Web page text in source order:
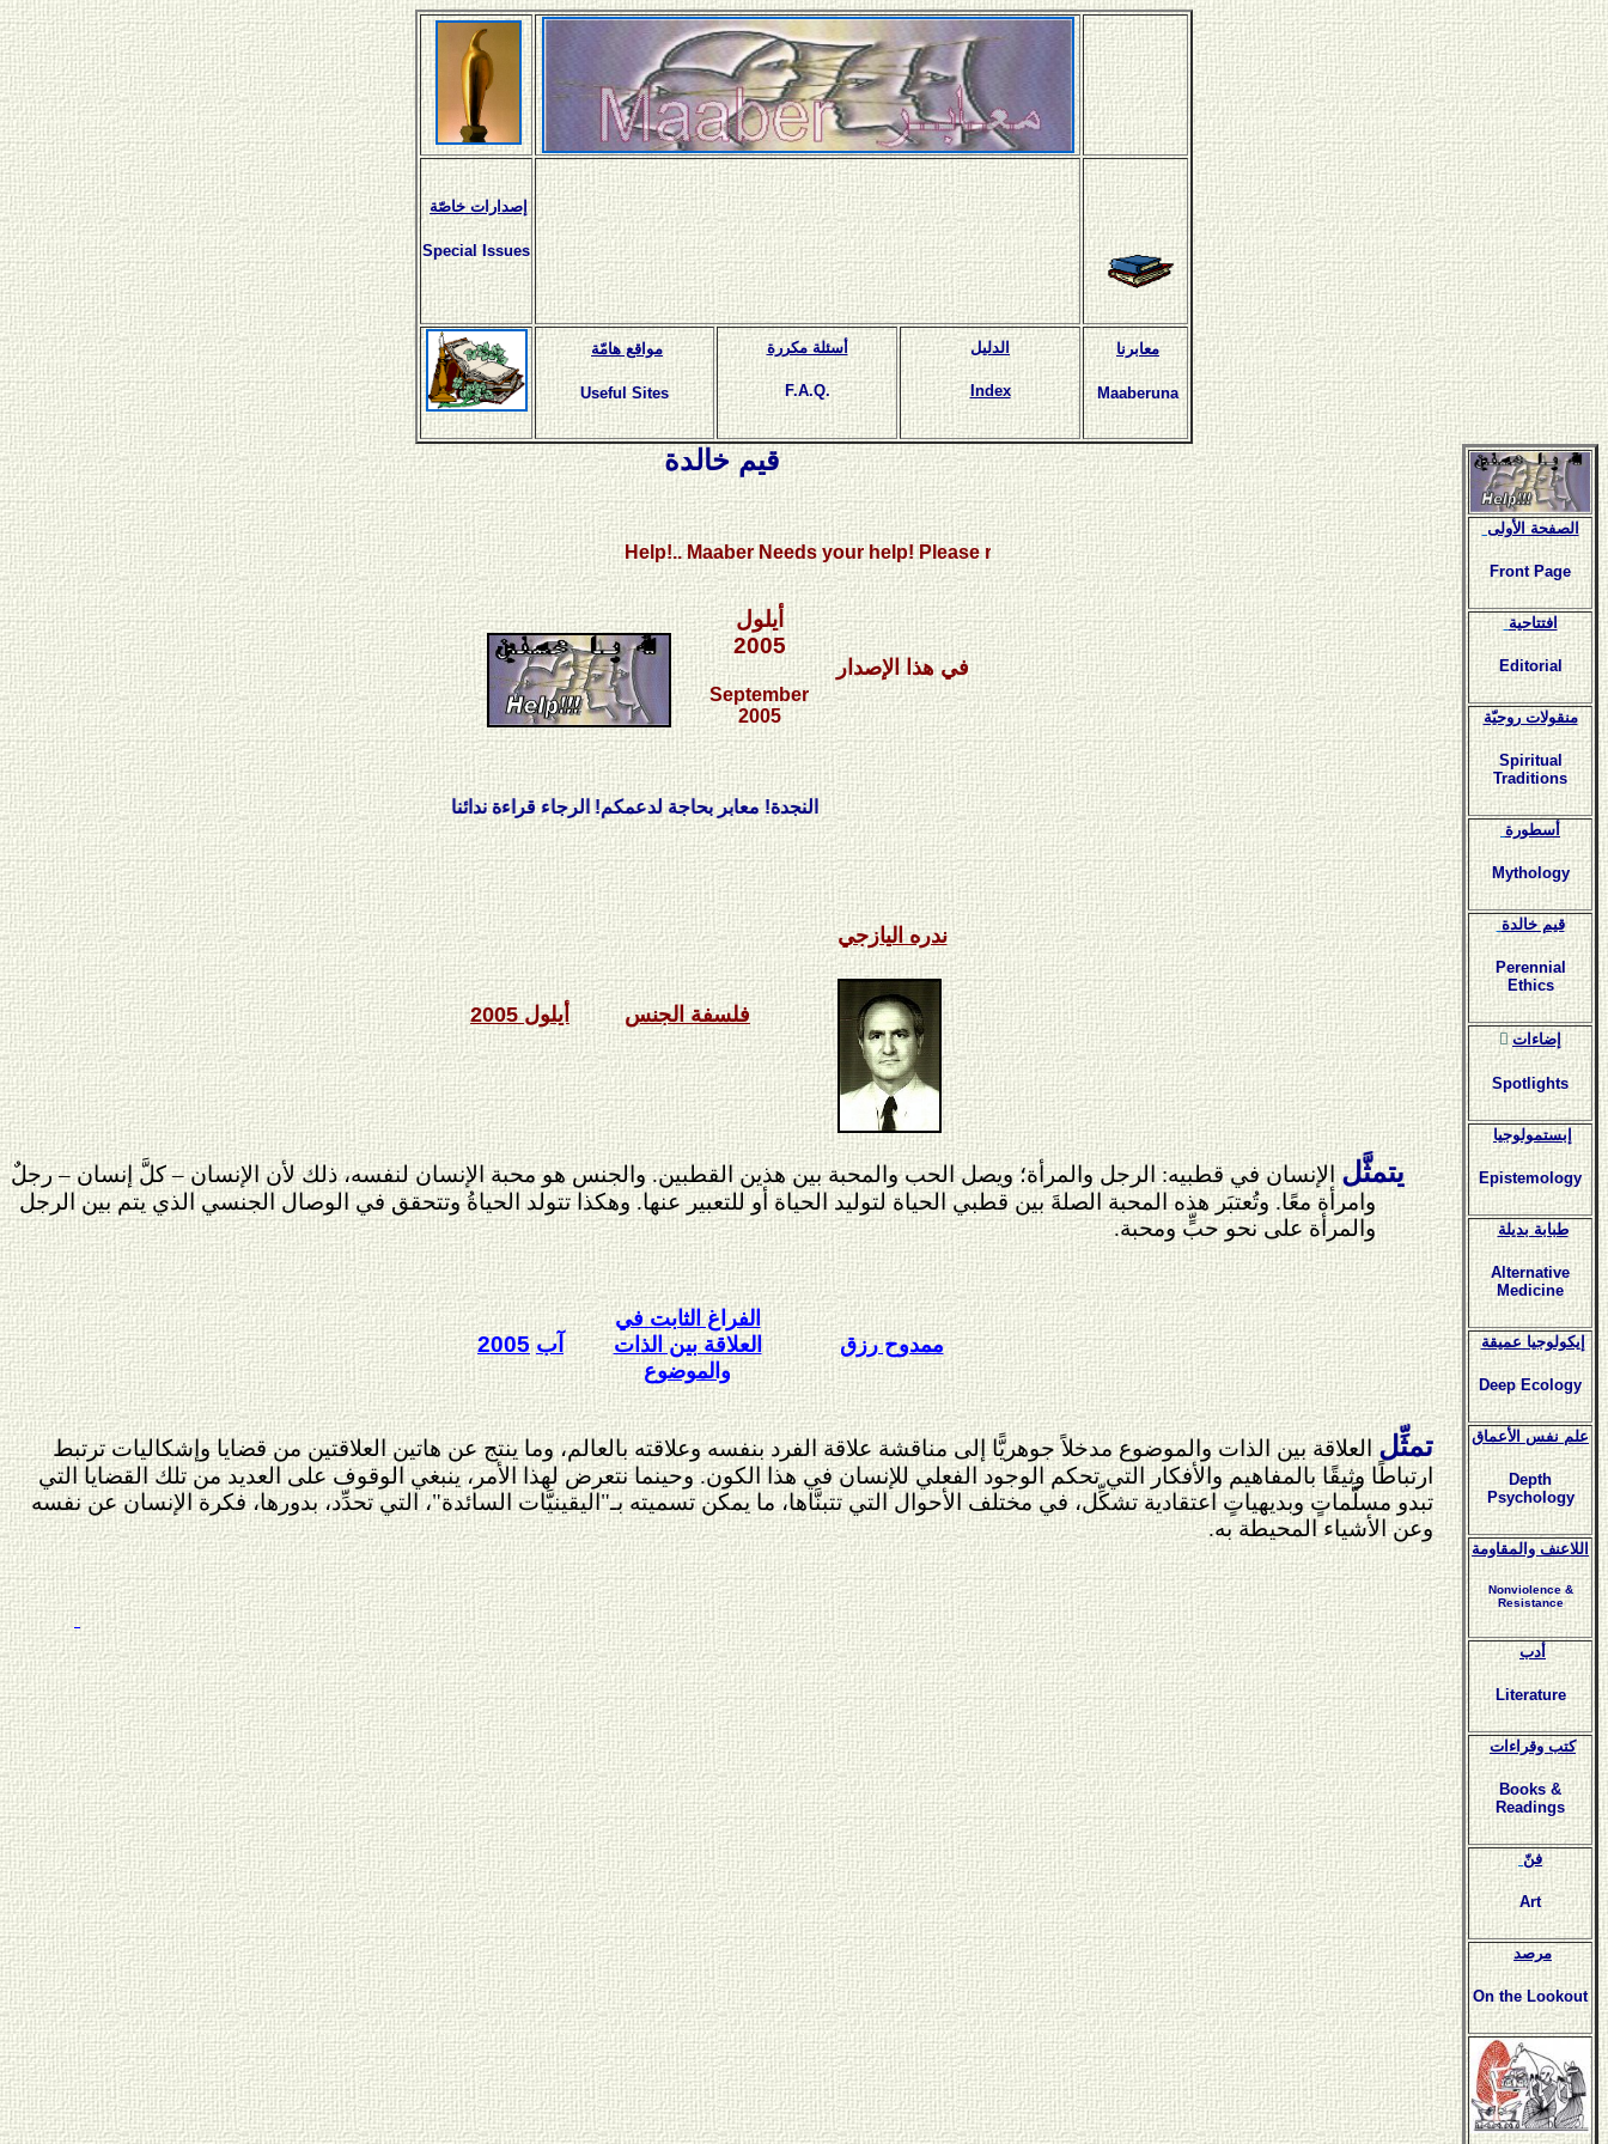
إصدارات خاصّة
Special Issues
مواقع هامّة
Useful Sites
أسئلة مكررة
F.A.Q.
الدليل
Index
معابرنا
Maaberuna
قيم خالدة
Help!.. Maaber Needs your help! Please read our call..
أيلول
2005
September
2005
في هذا الإصدار
النجدة! معابر بحاجة لدعمكم! الرجاء قراءة ندائنا
أيلول2005 فلسفة الجنس
ندره اليازجي
يتمثَّلالإنسان في قطبيه: الرجل والمرأة؛ ويصل الحب والمحبة بين هذين القطبين. والجنس هو محبة الإنسان لنفسه، ذلك لأن الإنسان – كلَّ إنسان – رجلٌ
وامرأة معًا. وتُعتبَر هذه المحبة الصلةَ بين قطبي الحياة لتوليد الحياة أو للتعبير عنها. وهكذا تتولد الحياةُ وتتحقق في الوصال الجنسي الذي يتم بين الرجل
والمرأة على نحو حبٍّ ومحبة.
آب 2005
الفراغ الثابت في
العلاقة بين الذات
والموضوع
ممدوح رزق
تمثِّل العلاقة بين الذات والموضوع مدخلاً جوهريًّا إلى مناقشة علاقة الفرد بنفسه وعلاقته بالعالم، وما ينتج عن هاتين العلاقتين من قضايا وإشكاليات ترتبط
ارتباطًا وثيقًا بالمفاهيم والأفكار التي تحكم الوجود الفعلي للإنسان في هذا الكون. وحينما نتعرض لهذا الأمر، ينبغي الوقوف على العديد من تلك القضايا التي
تبدو مسلَّماتٍ وبديهياتٍ اعتقادية تشكِّل، في مختلف الأحوال التي تتبنَّاها، ما يمكن تسميته بـ"اليقينيَّات السائدة"، التي تحدِّد، بدورها، فكرة الإنسان عن نفسه
وعن الأشياء المحيطة به.
الصفحة الأولى
Front Page
افتتاحية
Editorial
منقولات روحيّة
Spiritual
Traditions
أسطورة
Mythology
قيم خالدة
Perennial
Ethics
ٍإضاءات
Spotlights
إبستمولوجيا
Epistemology
طبابة بديلة
Alternative
Medicine
إيكولوجيا عميقة
Deep Ecology
علم نفس الأعماق
Depth
Psychology
اللاعنف والمقاومة
Nonviolence &
Resistance
أدب
Literature
كتب وقراءات
Books &
Readings
فنّ
Art
مرصد
On the Lookout